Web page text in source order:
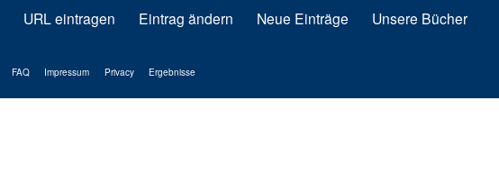
URL eintragen Eintrag ändern Neue Einträge Unsere Bücher
FAQ Impressum Privacy Ergebnisse